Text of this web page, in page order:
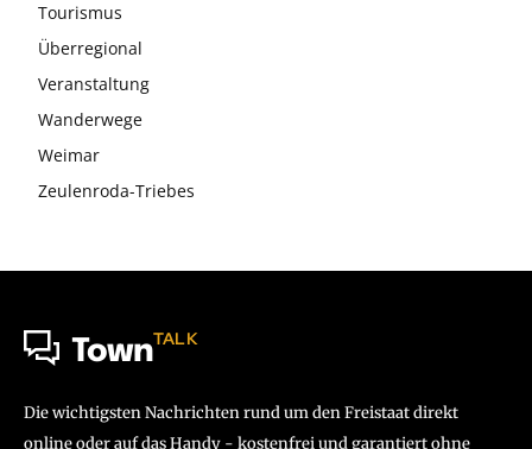
Tourismus
Überregional
Veranstaltung
Wanderwege
Weimar
Zeulenroda-Triebes
TownTALK
Die wichtigsten Nachrichten rund um den Freistaat direkt
online oder auf das Handy - kostenfrei und garantiert ohne